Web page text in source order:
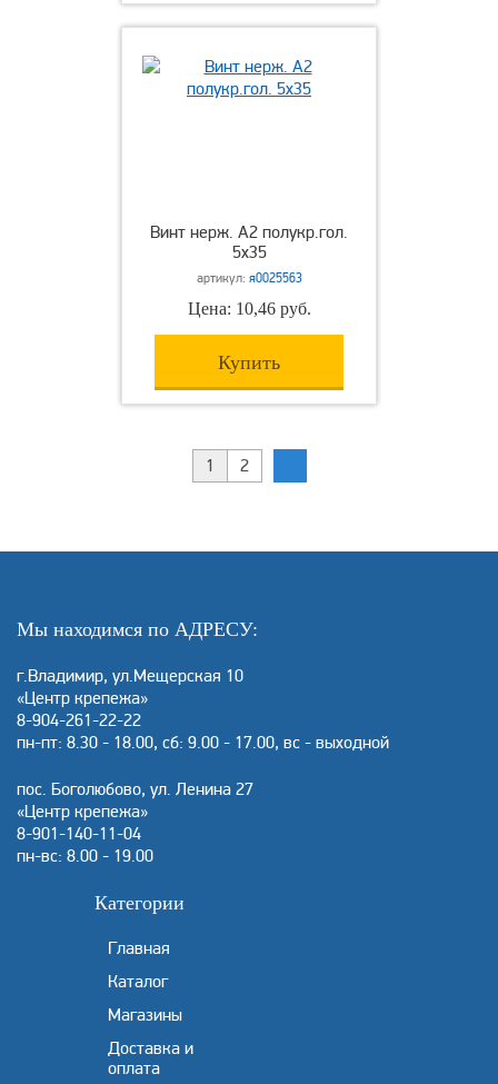
Винт нерж. А2 полукр.гол.
5х35
артикул: я0025563
Цена: 10,46 руб.
Купить
1 2
Мы находимся по АДРЕСУ:
г.Владимир, ул.Мещерская 10
«Центр крепежа»
8-904-261-22-22
пн-пт: 8.30 - 18.00, сб: 9.00 - 17.00, вс - выходной
пос. Боголюбово, ул. Ленина 27
«Центр крепежа»
8-901-140-11-04
пн-вс: 8.00 - 19.00
Категории
Главная
Каталог
Магазины
Доставка и
оплата